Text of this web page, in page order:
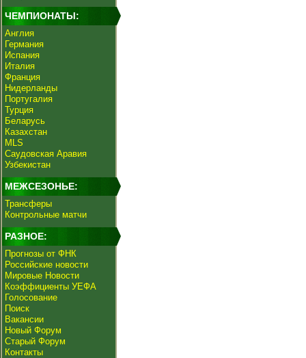
ЧЕМПИОНАТЫ:
Англия
Германия
Испания
Италия
Франция
Нидерланды
Португалия
Турция
Беларусь
Казахстан
MLS
Саудовская Аравия
Узбекистан
МЕЖСЕЗОНЬЕ:
Трансферы
Контрольные матчи
РАЗНОЕ:
Прогнозы от ФНК
Российские новости
Мировые Новости
Коэффициенты УЕФА
Голосование
Поиск
Вакансии
Новый Форум
Старый Форум
Контакты